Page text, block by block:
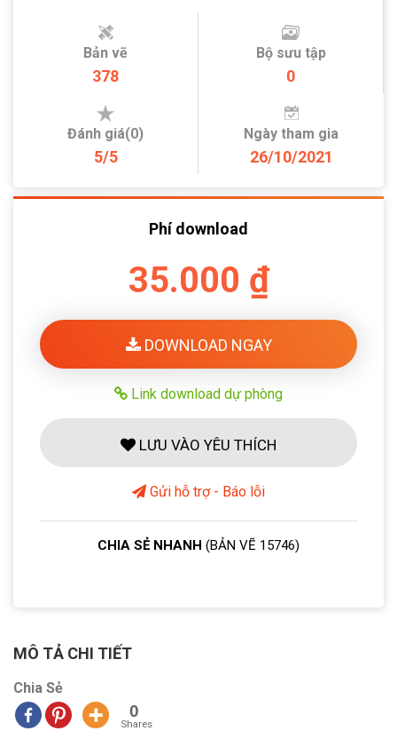
Bản vẽ
378
Bộ sưu tập
0
Đánh giá(0)
5/5
Ngày tham gia
26/10/2021
Phí download
35.000 ₫
DOWNLOAD NGAY
Link download dự phòng
LƯU VÀO YÊU THÍCH
Gửi hỗ trợ - Báo lỗi
CHIA SẺ NHANH (BẢN VẼ 15746)
MÔ TẢ CHI TIẾT
Chia Sẻ
0
Shares